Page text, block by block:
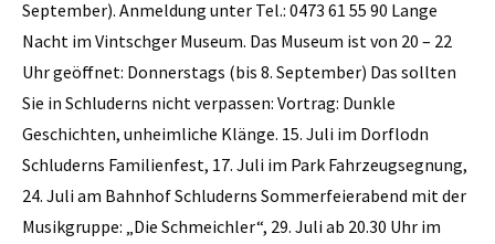
September). Anmeldung unter Tel.: 0473 61 55 90 Lange
Nacht im Vintschger Museum. Das Museum ist von 20 – 22
Uhr geöffnet: Donnerstags (bis 8. September) Das sollten
Sie in Schluderns nicht verpassen: Vortrag: Dunkle
Geschichten, unheimliche Klänge. 15. Juli im Dorflodn
Schluderns Familienfest, 17. Juli im Park Fahrzeugsegnung,
24. Juli am Bahnhof Schluderns Sommerfeierabend mit der
Musikgruppe: „Die Schmeichler“, 29. Juli ab 20.30 Uhr im